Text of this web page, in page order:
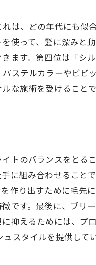
は、どの年代にも似
使って、髪に深みと
ます。第四位は「シ
ステルカラーやビビ
な施術を受けること
トのバランスをとる
に組み合わせること
作り出すために毛先
です。最後に、ブリ
抑えるためには、プ
スタイルを提供して